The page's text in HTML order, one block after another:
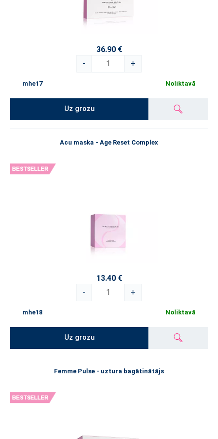
36.90 €
-
+
mhe17 Noliktavā
Uz grozu
Acu maska - Age Reset Complex
13.40 €
-
+
mhe18 Noliktavā
Uz grozu
Femme Pulse - uztura bagātinātājs